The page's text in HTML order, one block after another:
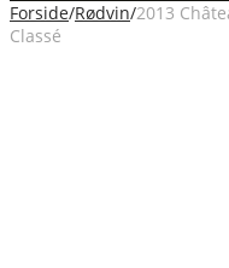
Forside/Rødvin/2013
Classé